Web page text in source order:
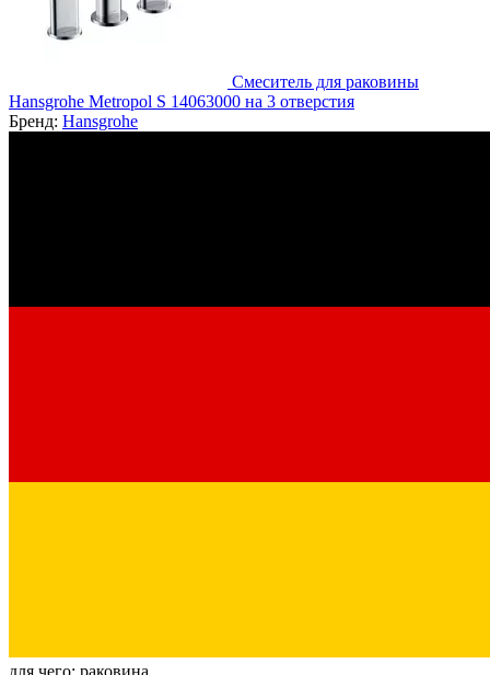
Смеситель для раковины
Hansgrohe Metropol S 14063000 на 3 отверстия
Бренд: Hansgrohe
для чего: раковина